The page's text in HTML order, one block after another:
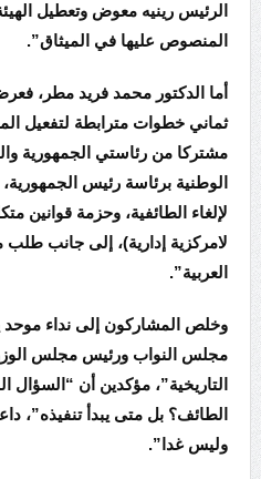
الرئيس رينيه معوض وتعطيل
المنصوص عليها في الميثاق”.
أما الدكتور محمد فريد مطر،
مشتركا من رئاستي الجمهورية
الوطنية برئاسة رئيس
لإلغاء الطائفية، وحزمة قوانين
لامركزية إدارية)، إلى جانب
العربية”.
وخلص المشاركون إلى نداء
مجلس النواب ورئيس مجلس
التاريخية”، مؤكدين أن
الطائف؟ بل متى يبدأ تنفيذه”،
وليس غدا”.